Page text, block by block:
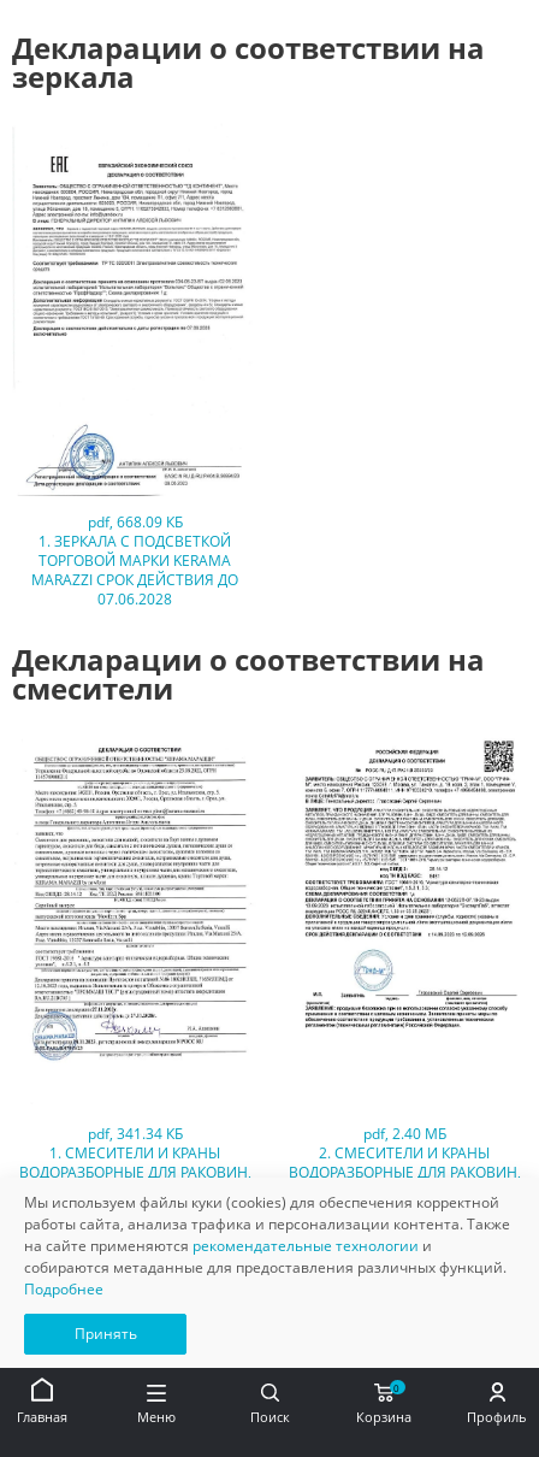
Декларации о соответствии на
зеркала
pdf, 668.09 КБ
1. ЗЕРКАЛА С ПОДСВЕТКОЙ
ТОРГОВОЙ МАРКИ KERAMA
MARAZZI СРОК ДЕЙСТВИЯ ДО
07.06.2028
Декларации о соответствии на
смесители
pdf, 341.34 КБ
1. СМЕСИТЕЛИ И КРАНЫ
ВОДОРАЗБОРНЫЕ ДЛЯ РАКОВИН,
ПРОИЗВОДСТВА NEWFORM
(ИТАЛИЯ) (ГОСТ 19681-2016). СРОК
ДЕЙСТВИЯ ДО 27.11.2028
pdf, 2.40 МБ
2. СМЕСИТЕЛИ И КРАНЫ
ВОДОРАЗБОРНЫЕ ДЛЯ РАКОВИН,
ПРОИЗВОДСТВА PAINI (ИТАЛИЯ)
(ГОСТ 19681-2016). СРОК
ДЕЙСТВИЯ ДО 12.09.2026
Главная Меню Поиск Корзина
0
Профиль
Мы используем файлы куки (cookies) для обеспечения корректной
работы сайта, анализа трафика и персонализации контента. Также
на сайте применяются рекомендательные технологии и
собираются метаданные для предоставления различных функций.
Подробнее
Принять